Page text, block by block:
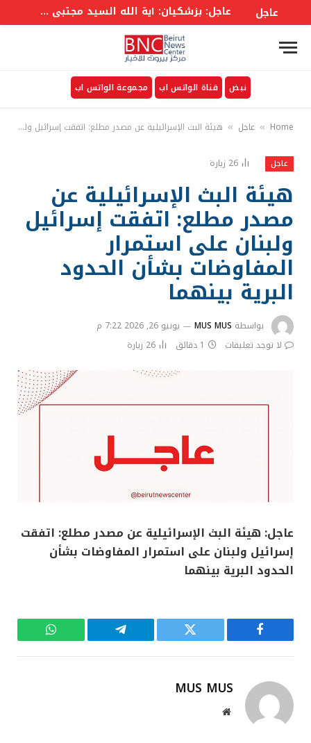
عاجل عاجل: بزشكيان: آية الله السيد مجتبى خامنئي شخصية استثنائية وما يروجه البعض حوله لا يمت للواقع بصلة
نبض قناة الواتس اب مجموعة الواتس اب
Home
» عاجل » هيئة البث الإسرائيلية عن مصدر مطلع: اتفقت إسرائيل ولبنان على استمرار المفاوضات بشأن الحدود البرية بينهما
عاجل 26 زيارة
هيئة البث الإسرائيلية عن
مصدر مطلع: اتفقت إسرائيل
ولبنان على استمرار
المفاوضات بشأن الحدود
البرية بينهما
بواسطة MUS MUS
يونيو 26, 2026 7:22 م
لا توجد تعليقات
1 دقائق 26 زيارة
عاجل: هيئة البث الإسرائيلية عن مصدر مطلع: اتفقت
إسرائيل ولبنان على استمرار المفاوضات بشأن
الحدود البرية بينهما
فيسبوك تويتر تيلقرام واتساب
MUS MUS
موقع